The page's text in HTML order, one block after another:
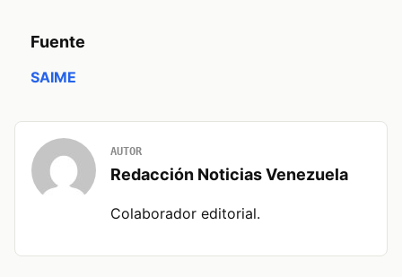
Fuente
SAIME
AUTOR
Redacción Noticias Venezuela
Colaborador editorial.